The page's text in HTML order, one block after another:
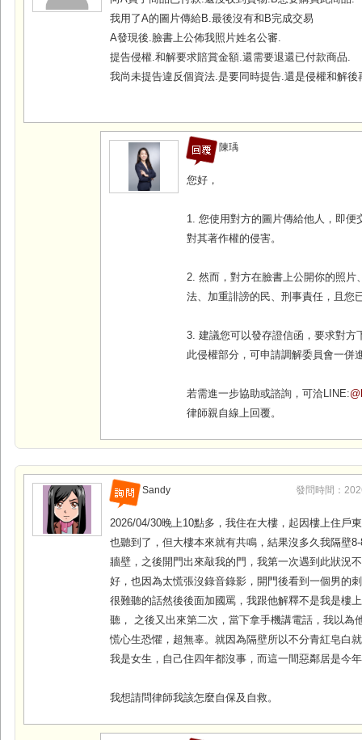
我用了A的圖片傳給B.最後沒有和B完成交易
A發現後.臉書上公佈我照片姓名公審.
提告侵權.和解要求賠賞金額.還需要退還已付款商品.
我尚未提告違反個資法.是要同時提告.還是侵權和解後
陳瑀
您好，
1. 您使用對方的圖片傳給他人，即
對其著作權的侵害。
2. 然而，對方在臉書上公開你的照片
法、加重誹謗的民、刑事責任，且您
3. 建議您可以發存證信函，要求對方
此侵權部分，可申請調解委員會一併
若需進一步協助或諮詢，可洽LINE:
律師親自線上回覆。
Sandy 發問時間：
2026/04/30晚上10點多，我住在大樓，起因樓上住戶
也聽到了，但大樓本來就有共鳴，結果沒多久我隔壁
牆壁，之後開門出來敲我的門，我第一次遇到此狀況
好，也因為太慌張沒錄音錄影，開門後看到一個男的
很難聽的話然後後面加國罵，我跟他解釋不是我是樓
聽， 之後又出來第二次，當下拿手機講電話，我以為
慌心生恐懼，超無辜。就因為隔壁所以不分青紅皂白
我是女生，自己住四年都沒事，而這一間惡鄰居是今
我想請問律師我該怎麼自保及自救。